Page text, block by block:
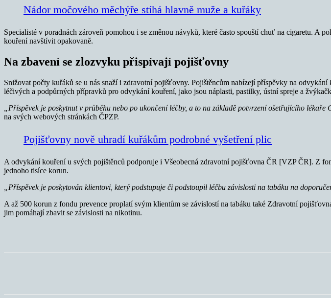
Nádor močového měchýře stíhá hlavně muže a kuřáky
Specialisté v poradnách zároveň pomohou i se změnou návyků, které často spouští chuť na cigaretu. A
kouření navštívit opakovaně.
Na zbavení se zlozvyku přispívají pojišťovny
Snižovat počty kuřáků se u nás snaží i zdravotní pojišťovny. Pojištěncům nabízejí příspěvky na
léčivých a podpůrných přípravků pro odvykání kouření, jako jsou náplasti, pastilky, ústní spreje a
„Příspěvek je poskytnut v průběhu nebo po ukončení léčby, a to na základě potvrzení ošetřujícího
na svých webových stránkách ČPZP.
Pojišťovny nově uhradí kuřákům podrobné vyšetření plic
A odvykání kouření u svých pojištěnců podporuje i Všeobecná zdravotní pojišťovna ČR [VZP ČR]. Z
jednoho tisíce korun.
„Příspěvek je poskytován klientovi, který podstupuje či podstoupil léčbu závislosti na tabáku na
A až 500 korun z fondu prevence proplatí svým klientům se závislostí na tabáku také Zdravotní
jim pomáhají zbavit se závislosti na nikotinu.